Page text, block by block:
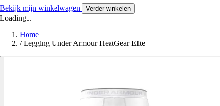
Bekijk mijn winkelwagen Verder winkelen
Loading...
Home
/ Legging Under Armour HeatGear Elite